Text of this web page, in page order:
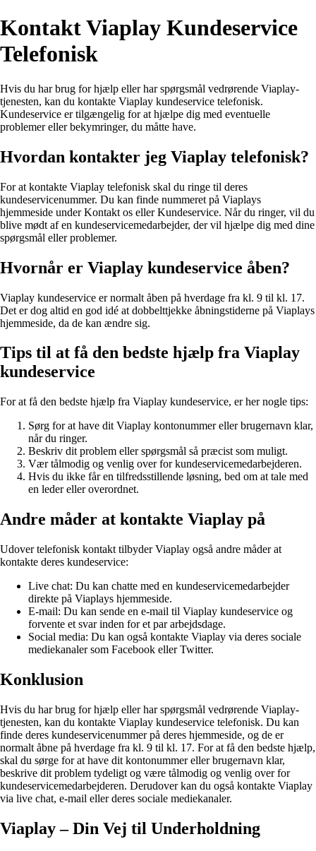
Kontakt Viaplay Kundeservice
Telefonisk
Hvis du har brug for hjælp eller har spørgsmål vedrørende Viaplay-
tjenesten, kan du kontakte Viaplay kundeservice telefonisk.
Kundeservice er tilgængelig for at hjælpe dig med eventuelle
problemer eller bekymringer, du måtte have.
Hvordan kontakter jeg Viaplay telefonisk?
For at kontakte Viaplay telefonisk skal du ringe til deres
kundeservicenummer. Du kan finde nummeret på Viaplays
hjemmeside under Kontakt os eller Kundeservice. Når du ringer, vil du
blive mødt af en kundeservicemedarbejder, der vil hjælpe dig med dine
spørgsmål eller problemer.
Hvornår er Viaplay kundeservice åben?
Viaplay kundeservice er normalt åben på hverdage fra kl. 9 til kl. 17.
Det er dog altid en god idé at dobbelttjekke åbningstiderne på Viaplays
hjemmeside, da de kan ændre sig.
Tips til at få den bedste hjælp fra Viaplay
kundeservice
For at få den bedste hjælp fra Viaplay kundeservice, er her nogle tips:
Sørg for at have dit Viaplay kontonummer eller brugernavn klar,
når du ringer.
Beskriv dit problem eller spørgsmål så præcist som muligt.
Vær tålmodig og venlig over for kundeservicemedarbejderen.
Hvis du ikke får en tilfredsstillende løsning, bed om at tale med
en leder eller overordnet.
Andre måder at kontakte Viaplay på
Udover telefonisk kontakt tilbyder Viaplay også andre måder at
kontakte deres kundeservice:
Live chat: Du kan chatte med en kundeservicemedarbejder
direkte på Viaplays hjemmeside.
E-mail: Du kan sende en e-mail til Viaplay kundeservice og
forvente et svar inden for et par arbejdsdage.
Social media: Du kan også kontakte Viaplay via deres sociale
mediekanaler som Facebook eller Twitter.
Konklusion
Hvis du har brug for hjælp eller har spørgsmål vedrørende Viaplay-
tjenesten, kan du kontakte Viaplay kundeservice telefonisk. Du kan
finde deres kundeservicenummer på deres hjemmeside, og de er
normalt åbne på hverdage fra kl. 9 til kl. 17. For at få den bedste hjælp,
skal du sørge for at have dit kontonummer eller brugernavn klar,
beskrive dit problem tydeligt og være tålmodig og venlig over for
kundeservicemedarbejderen. Derudover kan du også kontakte Viaplay
via live chat, e-mail eller deres sociale mediekanaler.
Viaplay – Din Vej til Underholdning